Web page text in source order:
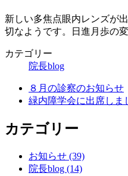
新しい多焦点眼内レンズが
切なようです。日進月歩の
カテゴリー
院長blog
８月の診察のお知らせ
緑内障学会に出席しま
カテゴリー
お知らせ (39)
院長blog (14)